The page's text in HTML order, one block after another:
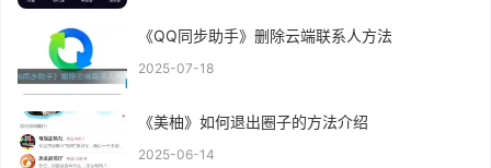
《QQ同步助手》删除云端联系人方法
2025-07-18
《美柚》如何退出圈子的方法介绍
2025-06-14